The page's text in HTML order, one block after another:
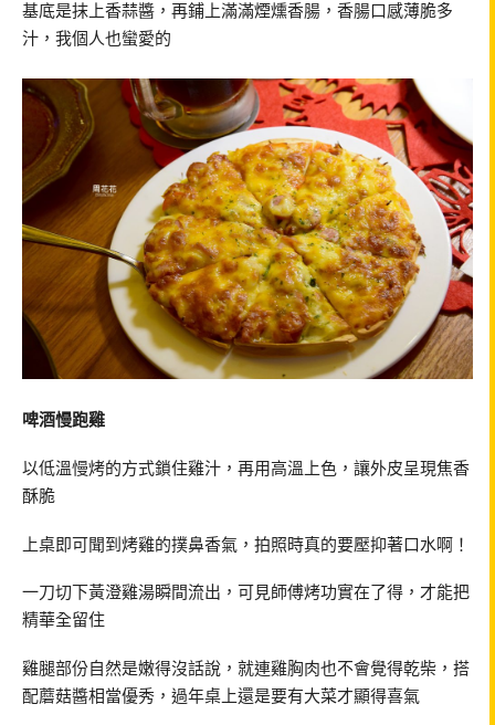
基底是抹上香蒜醬，再鋪上滿滿煙燻香腸，香腸口感薄脆多
汁，我個人也蠻愛的
啤酒慢跑雞
以低溫慢烤的方式鎖住雞汁，再用高溫上色，讓外皮呈現焦香
酥脆
上桌即可聞到烤雞的撲鼻香氣，拍照時真的要壓抑著口水啊！
一刀切下黃澄雞湯瞬間流出，可見師傅烤功實在了得，才能把
精華全留住
雞腿部份自然是嫩得沒話說，就連雞胸肉也不會覺得乾柴，搭
配蘑菇醬相當優秀，過年桌上還是要有大菜才顯得喜氣